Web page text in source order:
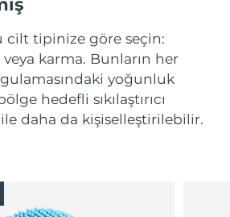
cilt tipinize göre seçin:
veya karma. Bunların her
yoğunluk
hedefli sıkılaştırıcı
daha da kişiselleştirilebilir.